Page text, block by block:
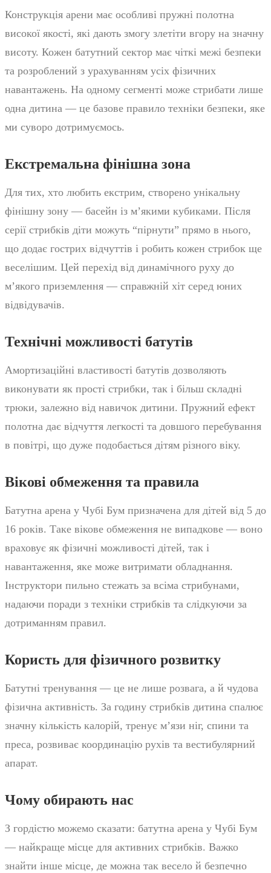
Конструкція арени має особливі пружні полотна
високої якості, які дають змогу злетіти вгору на значну
висоту. Кожен батутний сектор має чіткі межі безпеки
та розроблений з урахуванням усіх фізичних
навантажень. На одному сегменті може стрибати лише
одна дитина — це базове правило техніки безпеки, яке
ми суворо дотримуємось.
Екстремальна фінішна зона
Для тих, хто любить екстрим, створено унікальну
фінішну зону — басейн із м’якими кубиками. Після
серії стрибків діти можуть “пірнути” прямо в нього,
що додає гострих відчуттів і робить кожен стрибок ще
веселішим. Цей перехід від динамічного руху до
м’якого приземлення — справжній хіт серед юних
відвідувачів.
Технічні можливості батутів
Амортизаційні властивості батутів дозволяють
виконувати як прості стрибки, так і більш складні
трюки, залежно від навичок дитини. Пружний ефект
полотна дає відчуття легкості та довшого перебування
в повітрі, що дуже подобається дітям різного віку.
Вікові обмеження та правила
Батутна арена у Чубі Бум призначена для дітей від 5 до
16 років. Таке вікове обмеження не випадкове — воно
враховує як фізичні можливості дітей, так і
навантаження, яке може витримати обладнання.
Інструктори пильно стежать за всіма стрибунами,
надаючи поради з техніки стрибків та слідкуючи за
дотриманням правил.
Користь для фізичного розвитку
Батутні тренування — це не лише розвага, а й чудова
фізична активність. За годину стрибків дитина спалює
значну кількість калорій, тренує м’язи ніг, спини та
преса, розвиває координацію рухів та вестибулярний
апарат.
Чому обирають нас
З гордістю можемо сказати: батутна арена у Чубі Бум
— найкраще місце для активних стрибків. Важко
знайти інше місце, де можна так весело й безпечно